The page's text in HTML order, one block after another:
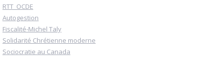
RTT_OCDE
Autogestion
Fiscalité-Michel Taly
Solidarité Chrétienne moderne
Sociocratie au Canada